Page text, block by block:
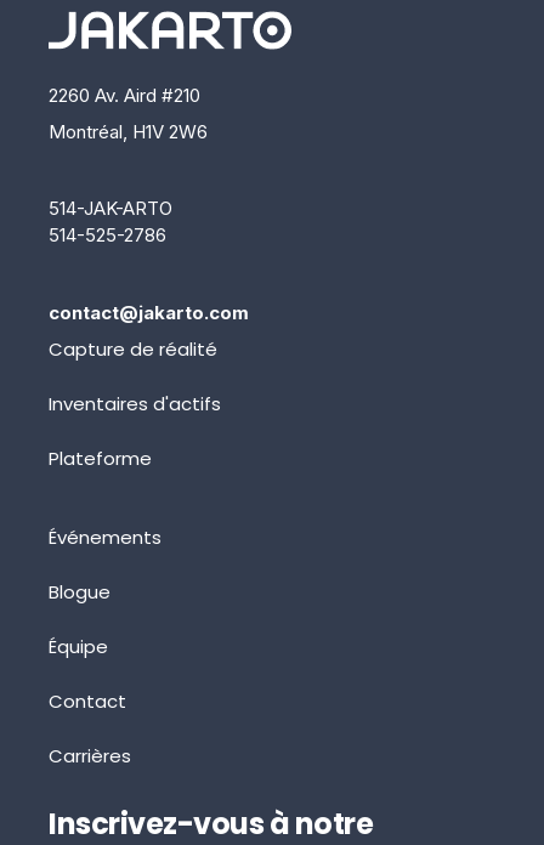
2260 Av. Aird #210
Montréal, H1V 2W6
514-JAK-ARTO
514-525-2786
contact@jakarto.com
Capture de réalité
Inventaires d'actifs
Plateforme
Événements
Blogue
Équipe
Contact
Carrières
Inscrivez-vous à notre